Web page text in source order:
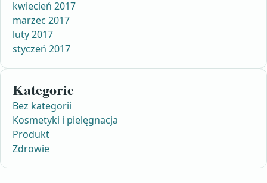
kwiecień 2017
marzec 2017
luty 2017
styczeń 2017
Kategorie
Bez kategorii
Kosmetyki i pielęgnacja
Produkt
Zdrowie